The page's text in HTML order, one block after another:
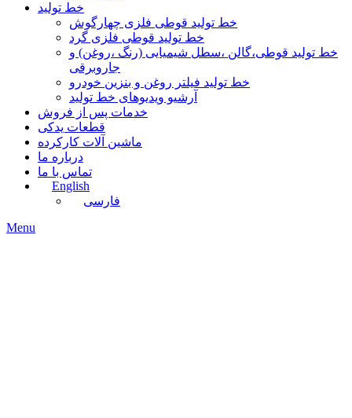
خط تولید
خط تولید قوطی فلزی چهارگوش
خط تولید قوطی فلزی گرد
خط تولید قوطی،گالن ،سطل شیمیایی (رنگ ،روغن) و
جاروبرقی
خط تولید فیلتر روغن و بنزین خودرو
آرشیو ویدیوهای خط تولید
خدمات پس از فروش
قطعات یدکی
ماشین آلات کارکرده
درباره ما
تماس با ما
English
فارسی
Menu